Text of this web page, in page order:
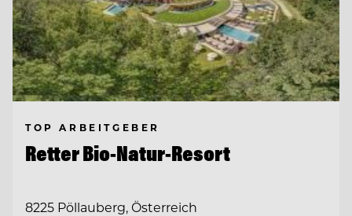
TOP ARBEITGEBER
Retter Bio-Natur-Resort
8225 Pöllauberg, Österreich